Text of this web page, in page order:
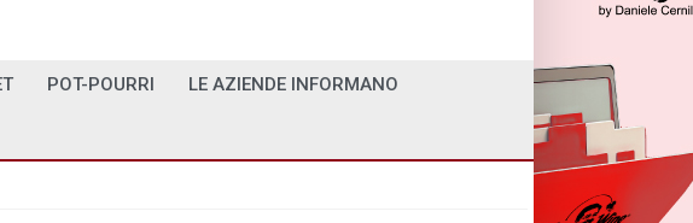
POT-POURRI LE AZIENDE INFORMANO